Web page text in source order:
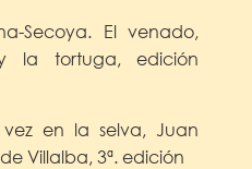
Secoya. El venado,
la tortuga, edición
en la selva, Juan
Villalba, 3ª. edición